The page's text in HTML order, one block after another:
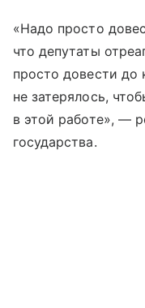
«Надо просто
что депутаты
просто довести до
не затерялось,
в этой работе», —
государства.